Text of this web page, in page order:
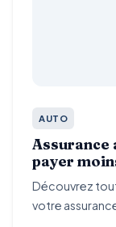
AUTO
Assurance
payer
Découvrez
votre